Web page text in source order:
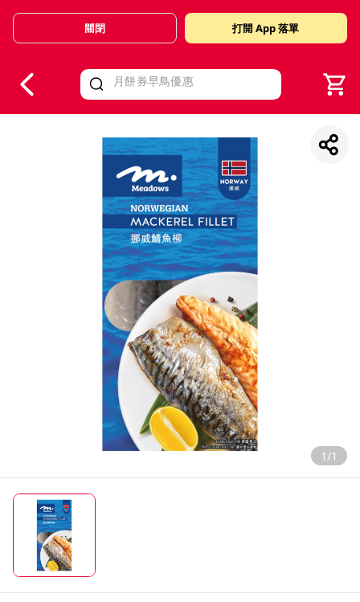
Valid Until 30 June 2026
關閉 打開 App 落單
1/1